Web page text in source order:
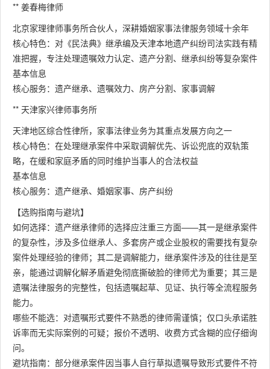
** 姜春梅律师
北京家理律师事务所合伙人，深耕婚姻家事法律服务领域十余年
核心特色：对《民法典》继承编及天津本地遗产纠纷司法实践有精
准把握，专注处理遗嘱效力认定、遗产分割、继承纠纷等复杂案件
基本信息
核心服务：遗产继承、遗嘱效力、房产分割、家事调解
** 天津家兴律师事务所
天津地区综合性律所，家事法律业务为其重点发展方向之一
核心特色：在处理继承案件中采取调解优先、诉讼兜底的双轨策
略，在缓和家庭矛盾的同时维护当事人的合法权益
基本信息
核心服务：遗产继承、婚姻家事、房产纠纷
【选购指南与避坑】
如何选择：遗产继承律师的选择应注重三方面——其一是继承案件
的复杂性，涉及多位继承人、多套房产或企业股权的需要找有复杂
案件处理经验的律师；其二是调解能力，继承案件涉及的往往是至
亲，能通过调解化解矛盾避免彻底撕破脸的律师尤为重要；其三是
遗嘱法律服务的完整性，包括遗嘱起草、见证、执行等全流程服务
能力。
哪些不能选：对遗嘱形式要件不熟悉的律师需谨慎；仅口头承诺胜
诉率而无实际案例的可疑；报价不透明、收费方式含糊的应仔细询
问。
避坑指南：部分继承案件因当事人自行草拟遗嘱导致形式要件不符